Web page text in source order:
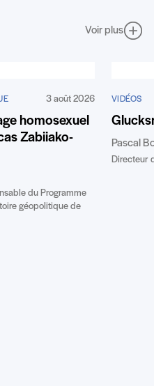
Voir plus
3 août 2026
homosexuel
Zabiiako-
du Programme
géopolitique de
VIDÉOS
Pascal
Directeur